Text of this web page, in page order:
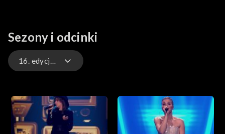
Sezony i odcinki
16. edycja – występy
16. edycja